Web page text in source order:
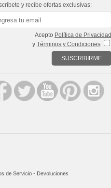
y recibe ofertas exclusivas:
Acepto Política de Privacidad
y Términos y Condiciones
SUSCRIBIRME
de Servicio - Devoluciones